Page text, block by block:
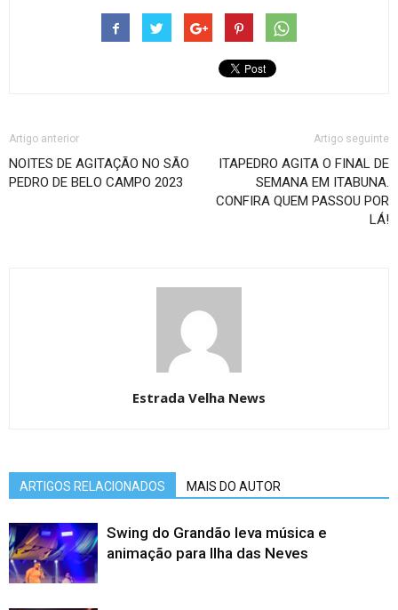
Artigo anterior
NOITES DE AGITAÇÃO NO SÃO
PEDRO DE BELO CAMPO 2023
Artigo seguinte
ITAPEDRO AGITA O FINAL DE
SEMANA EM ITABUNA.
CONFIRA QUEM PASSOU POR
LÁ!
Estrada Velha News
ARTIGOS RELACIONADOS MAIS DO AUTOR
Swing do Grandão leva música e
animação para Ilha das Neves